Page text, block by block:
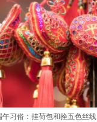
午习俗：挂荷包和拴五色丝线